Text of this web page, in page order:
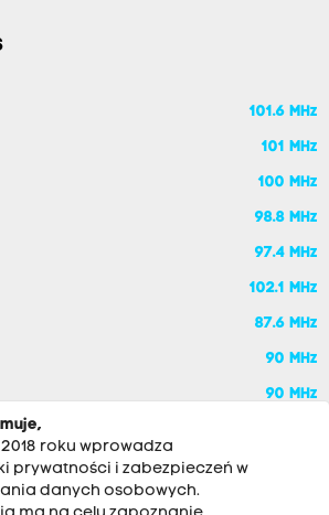
101.6 MHz
101 MHz
100 MHz
98.8 MHz
97.4 MHz
102.1 MHz
87.6 MHz
90 MHz
90 MHz
roku wprowadza
prywatności i zabezpieczeń w
danych osobowych.